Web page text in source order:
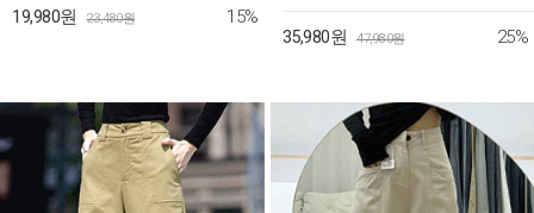
19,980원 23,480원 15%
35,980원 47,980원 25%